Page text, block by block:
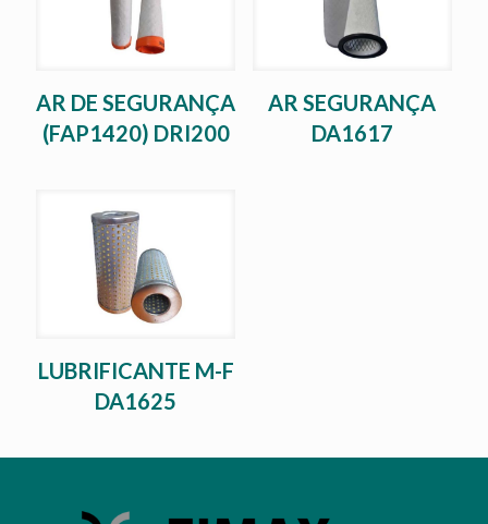
AR DE SEGURANÇA
(FAP1420) DRI200
AR SEGURANÇA
DA1617
LUBRIFICANTE M-F
DA1625